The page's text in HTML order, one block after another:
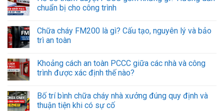
chuẩn bị cho công trình
Chữa cháy FM200 là gì? Cấu tạo, nguyên lý và bảo
trì an toàn
Khoảng cách an toàn PCCC giữa các nhà và công
trình được xác định thế nào?
Bố trí bình chữa cháy nhà xưởng đúng quy định và
thuận tiện khi có sự cố